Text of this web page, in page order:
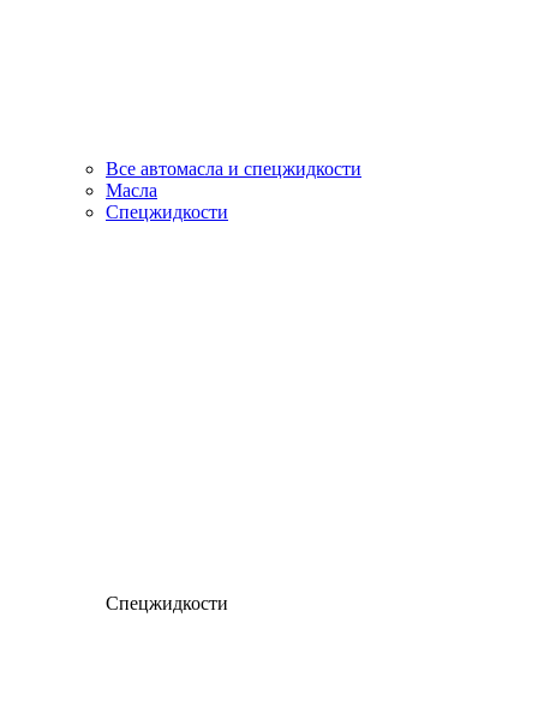
Все автомасла и спецжидкости
Масла
Спецжидкости
Спецжидкости